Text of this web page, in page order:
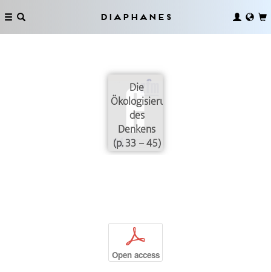
Diaphanes
Die
Ökologisierung
des
Denkens
(p. 33 – 45)
p
Open access